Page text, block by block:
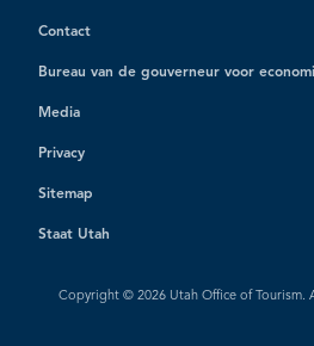
Contact
Bureau van de gouverneur voor
Media
Privacy
Sitemap
Staat Utah
Copyright © 2026 Utah Office of Tourism.